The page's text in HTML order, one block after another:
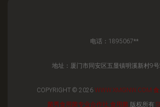
电话：1895067**
地址：厦门市同安区五显镇明溪新村9
COPYRIGHT © 2026 WWW.XMGNW.COM
菌秀食用菌专业合作社 食用菌 版权所有